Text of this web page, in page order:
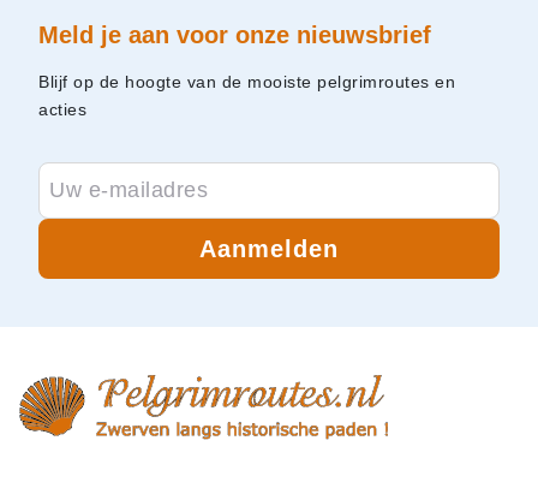
Meld je aan voor onze nieuwsbrief
Blijf op de hoogte van de mooiste pelgrimroutes en
acties
Aanmelden